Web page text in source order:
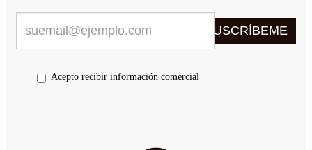
SUSCRÍBEME
Acepto recibir información comercial